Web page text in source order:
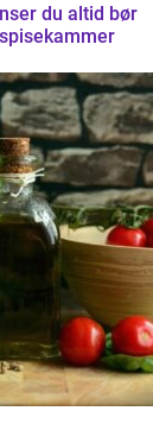
du altid bør